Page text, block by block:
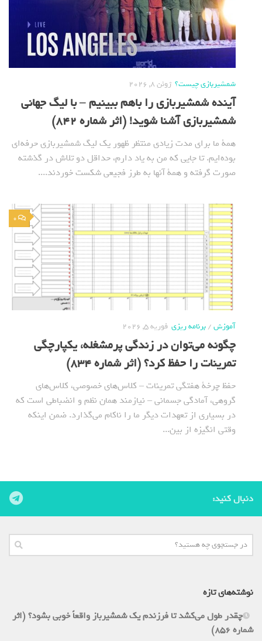
شمشیربازی چیست؟ ژوئن 8, 2026
آینده شمشیربازی را باهم ببینیم – با لیگ جهانی
شمشیربازی آشنا شوید! (اثر شماره 842)
همة ما برای مدت زیادی منتظر ظهور یک لیگ شمشیربازی حرفه‌ای
بوده‌ایم. تا جایی که من به یاد دارم، حداقل دو تلاش در گذشته
صورت گرفته و همة آنها به طرز فجیعی شکست خوردند....
0
آموزش/برنامه ریزی فوریه 5, 2026
چگونه می‌توان در زندگی پرمشغله، یکپارچگی
تمرینات را حفظ کرد؟ (اثر شماره 834)
حفظ چرخة هفتگی تمرینات – کلاس‌های خصوصی، کلاس‌های
گروهی، آمادگی جسمانی – نیازمند همان نظم و انضباطی است که
در بسیاری از تعهدات دیگر ما را ناکام می‌گذارد. ضمن اینکه
وقتی انگیزه از بین...
دنبال کنید:
نوشته‌های تازه
چقدر طول می‌کشد تا فرزندم یک شمشیرباز واقعاً خوبی بشود؟ (اثر
شماره 856)